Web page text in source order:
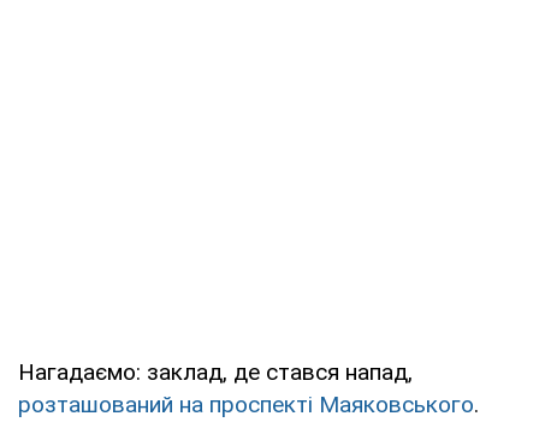
Нагадаємо: заклад, де стався напад,
розташований на проспекті Маяковського.